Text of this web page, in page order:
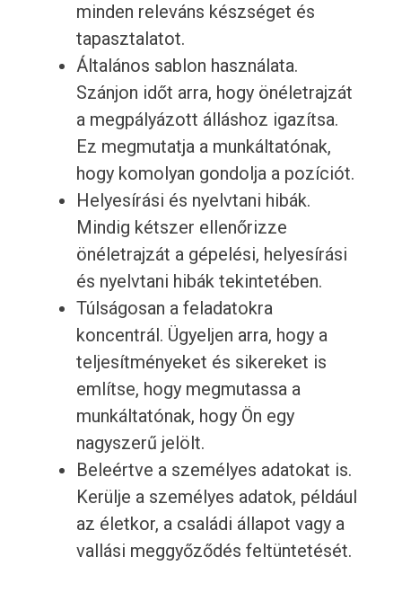
minden releváns készséget és
tapasztalatot.
Általános sablon használata.
Szánjon időt arra, hogy önéletrajzát
a megpályázott álláshoz igazítsa.
Ez megmutatja a munkáltatónak,
hogy komolyan gondolja a pozíciót.
Helyesírási és nyelvtani hibák.
Mindig kétszer ellenőrizze
önéletrajzát a gépelési, helyesírási
és nyelvtani hibák tekintetében.
Túlságosan a feladatokra
koncentrál. Ügyeljen arra, hogy a
teljesítményeket és sikereket is
említse, hogy megmutassa a
munkáltatónak, hogy Ön egy
nagyszerű jelölt.
Beleértve a személyes adatokat is.
Kerülje a személyes adatok, például
az életkor, a családi állapot vagy a
vallási meggyőződés feltüntetését.